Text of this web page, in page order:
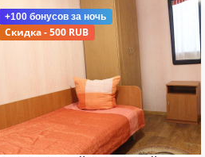
+100 бонусов за ночь
Скидка - 500 RUB